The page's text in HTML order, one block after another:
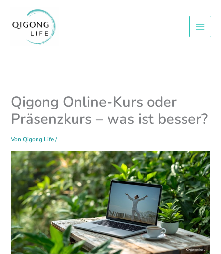
springen
Qigong Online-Kurs oder
Präsenzkurs – was ist besser?
VonQigong Life/